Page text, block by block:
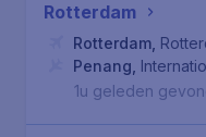
Rotterdam
Rotterdam
Penang
1u geleden